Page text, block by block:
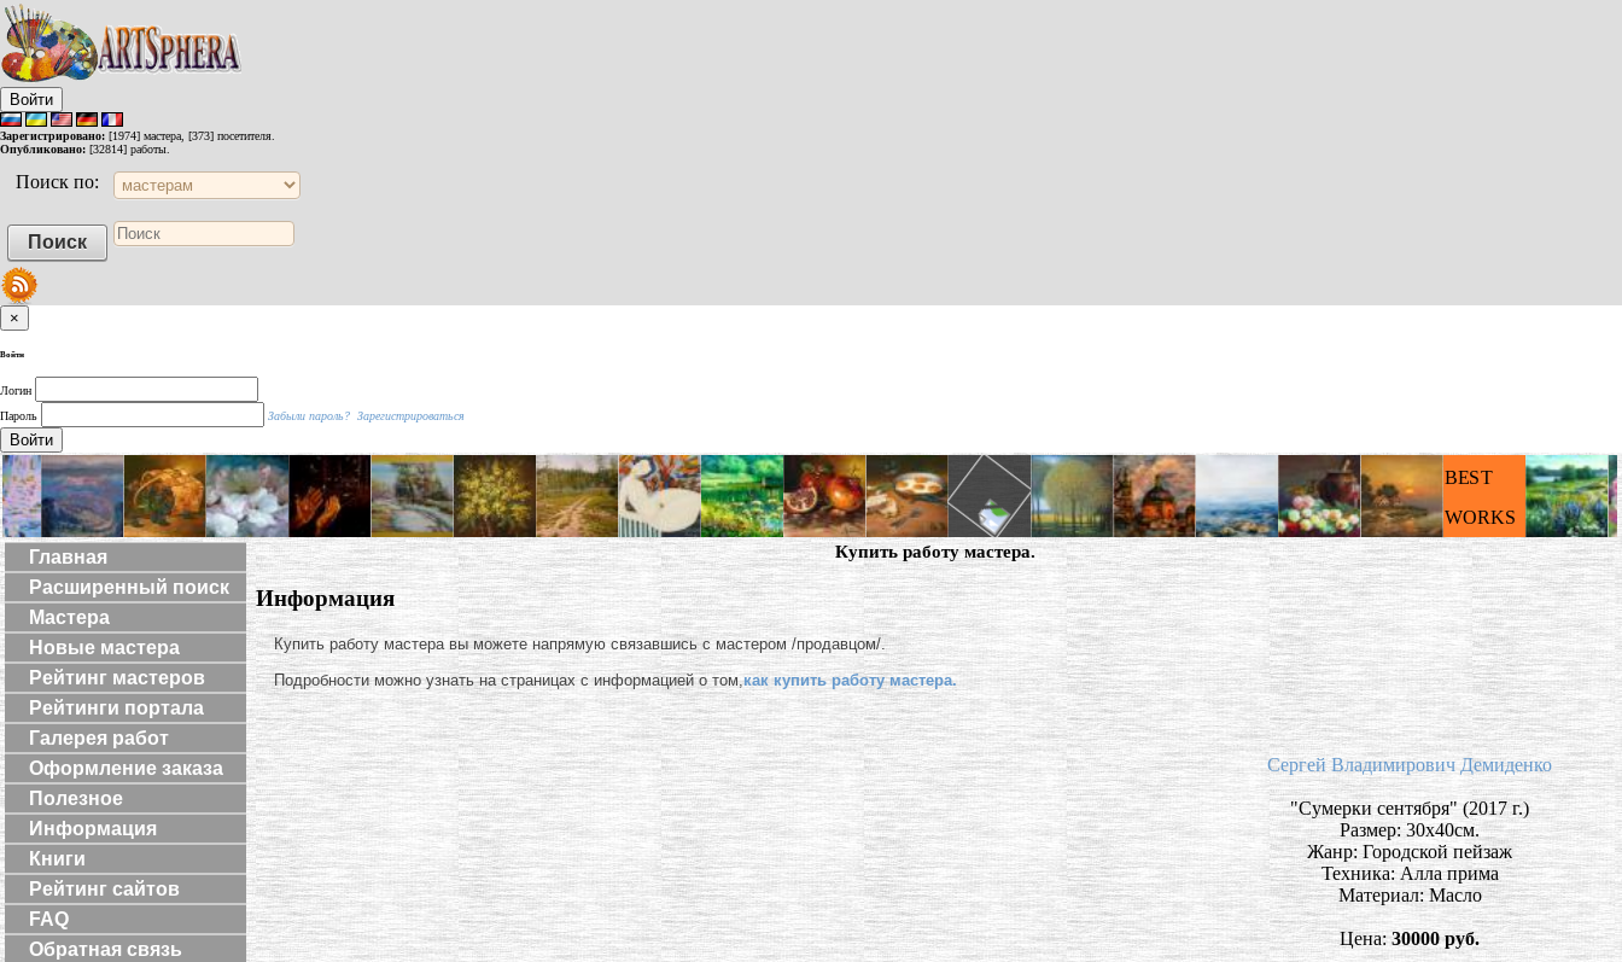
Войти
Зарегистрировано: [1974] мастера, [373] посетителя.
Опубликовано: [32814] работы.
Поиск по:
×
Войти
Логин
Пароль
Забыли пароль? Зарегистрироваться
Войти
BEST
WORKS
Главная
Расширенный поиск
Мастера
Новые мастера
Рейтинг мастеров
Рейтинги портала
Галерея работ
Оформление заказа
Полезное
Информация
Книги
Рейтинг сайтов
FAQ
Обратная связь
Купить работу мастера.
Информация
Купить работу мастера вы можете напрямую связавшись с мастером /продавцом/.
Подробности можно узнать на страницах с информацией о том,как купить работу мастера.
Сергей Владимирович Демиденко
"Сумерки сентября" (2017 г.)
Размер: 30х40см.
Жанр: Городской пейзаж
Техника: Алла прима
Материал: Масло
Цена:30000 руб.